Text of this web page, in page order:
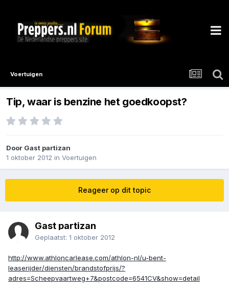
Voertuigen
Tip, waar is benzine het goedkoopst?
Door Gast partizan
1 oktober 2012 in Voertuigen
Reageer op dit topic
Gast partizan
Geplaatst: 1 oktober 2012
http://www.athloncarlease.com/athlon-nl/u-bent-
leaserijder/diensten/brandstofprijs/?
adres=Scheepvaartweg+7&postcode=6541CV&show=detail